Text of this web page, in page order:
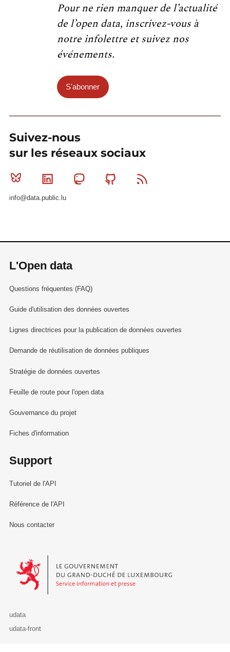
Pour ne rien manquer de l’actualité
de l’open data, inscrivez-vous à
notre infolettre et suivez nos
événements.
S'abonner
Suivez-nous
sur les réseaux sociaux
Bluesky Linkedin MastodonGithub
info@data.public.lu
L'Open data
Questions fréquentes (FAQ)
Guide d'utilisation des données ouvertes
Lignes directrices pour la publication de données ouvertes
Demande de réutilisation de données publiques
Stratégie de données ouvertes
Feuille de route pour l'open data
Gouvernance du projet
Fiches d'information
Support
Tutoriel de l'API
Référence de l'API
Nous contacter
Le Gouvernement du Grand-Duché de Luxembourg - Service
udata
udata-front